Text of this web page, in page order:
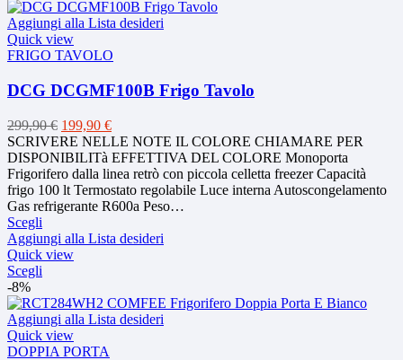
Aggiungi alla Lista desideri
Quick view
FRIGO TAVOLO
DCG DCGMF100B Frigo Tavolo
299,90€ Il
prezzo
originale
era:
299,90 €.
199,90 €Il
prezzo
attuale
è:
199,90 €.
SCRIVERE NELLE NOTE IL COLORE CHIAMARE PER
DISPONIBILITà EFFETTIVA DEL COLORE Monoporta
Frigorifero dalla linea retrò con piccola celletta freezer Capacità
frigo 100 lt Termostato regolabile Luce interna Autoscongelamento
Gas refrigerante R600a Peso…
Scegli
prodotto
ha
Le
opzioni
possono
essere
Aggiungi alla Lista desideri
Quick view
Scegli
ha
più
varianti.
Le
-8%
Aggiungi alla Lista desideri
Quick view
DOPPIA PORTA